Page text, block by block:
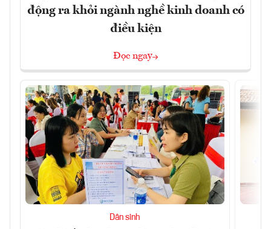
động ra khỏi ngành nghề kinh doanh có
điều kiện
Đọc ngay
Dân sinh